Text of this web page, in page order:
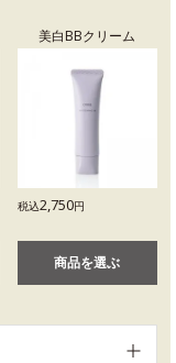
美白BBクリーム
税込2,750円
商品を選ぶ